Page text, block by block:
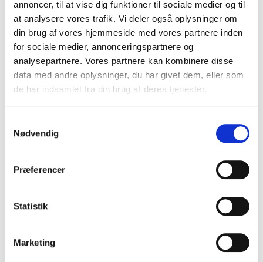
annoncer, til at vise dig funktioner til sociale medier og til
at analysere vores trafik. Vi deler også oplysninger om
din brug af vores hjemmeside med vores partnere inden
for sociale medier, annonceringspartnere og
analysepartnere. Vores partnere kan kombinere disse
data med andre oplysninger, du har givet dem, eller som
de har indsamlet fra din brug af deres tjenester.
Nødvendig
Præferencer
Statistik
Marketing
Lovgivning og ejerskifteforsikring
Hvilke betingelser skal være opfyldt for at
kunne tegne en ejerskifteforsikring?
Dokumenter i forbindelse med
ejerskifteforsikring
Ejerskifteforsikring til landejendom?
Er der ejerskifteforsikring på sommerhus?
Ejerskifteforsikring til gammelt hus
Ejerskifteforsikring dækning: Hvad dækker en